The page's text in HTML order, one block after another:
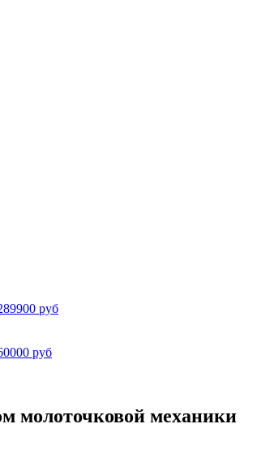
молоточковой механики